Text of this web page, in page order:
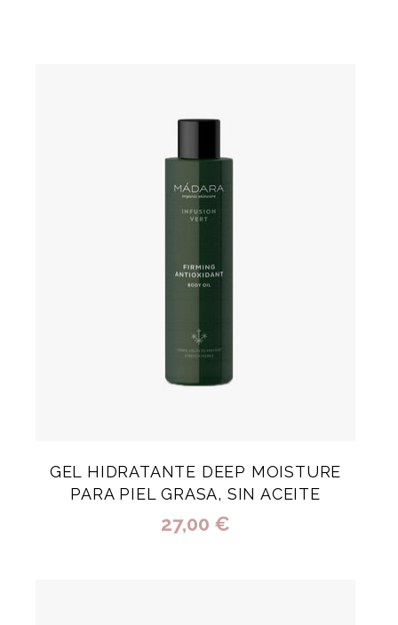
GEL HIDRATANTE DEEP MOISTURE
PARA PIEL GRASA, SIN ACEITE
27,00 €